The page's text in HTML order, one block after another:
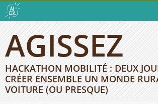
AGISSEZ
HACKATHON MOBILITÉ : DEUX
CRÉER ENSEMBLE UN MONDE
VOITURE (OU PRESQUE)